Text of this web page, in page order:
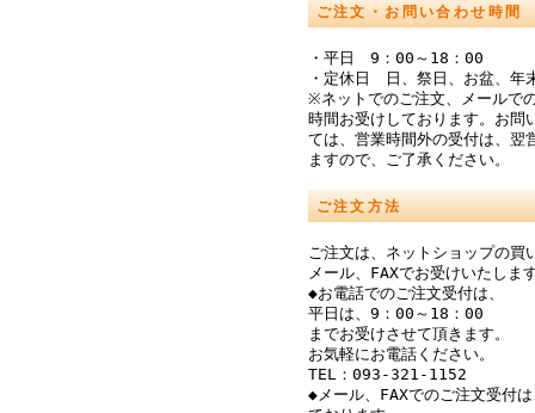
ご注文・お問い合わせ時間
・平日 9：00～18：00
・定休日 日、祭日、お盆、年
※ネットでのご注文、メールで
時間お受けしております。お問
ては、営業時間外の受付は、翌
ますので、ご了承ください。
ご注文方法
ご注文は、ネットショップの買
メール、FAXでお受けいたしま
◆お電話でのご注文受付は、
平日は、9：00～18：00
までお受けさせて頂きます。
お気軽にお電話ください。
TEL：093-321-1152
◆メール、FAXでのご注文受付